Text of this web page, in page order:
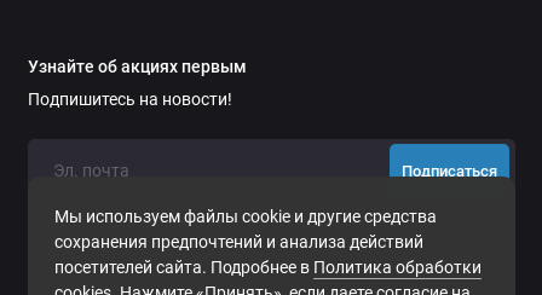
Мы используем файлы cookie и другие средства
сохранения предпочтений и анализа действий
посетителей сайта. Подробнее в Политика обработки
Узнайте об акциях первым
Подпишитесь на новости!
Подписаться
Нажимая на кнопку «Подписаться», Вы даетесогласие на
обработку персональных данных.